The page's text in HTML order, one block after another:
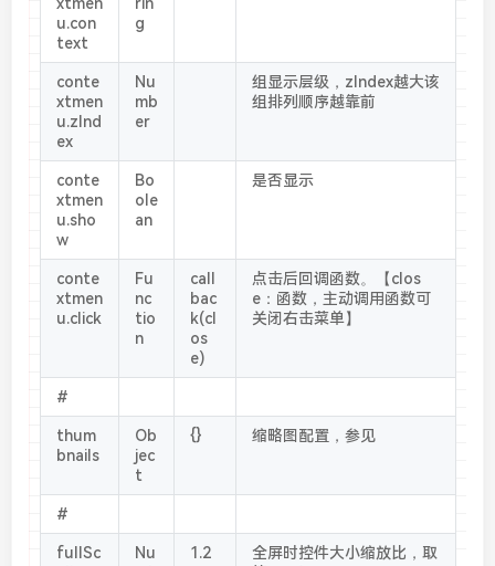
xtmen
u.con
text
rin
g
conte
xtmen
u.zInd
ex
Nu
mb
er
组显示层级，zIndex越大该
组排列顺序越靠前
conte
xtmen
u.sho
w
Bo
ole
an
是否显示
conte
xtmen
u.click
Fu
nc
tio
n
call
bac
k(cl
os
e)
点击后回调函数。【clos
e：函数，主动调用函数可
关闭右击菜单】
#
thum
bnails
Ob
jec
t
{} 缩略图配置，参见
#
fullSc
Nu
1.2
全屏时控件大小缩放比，取